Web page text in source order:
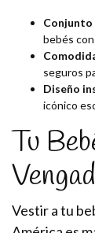
bebés
seguros
Diseño
icónico
Tu
Vestir a tu